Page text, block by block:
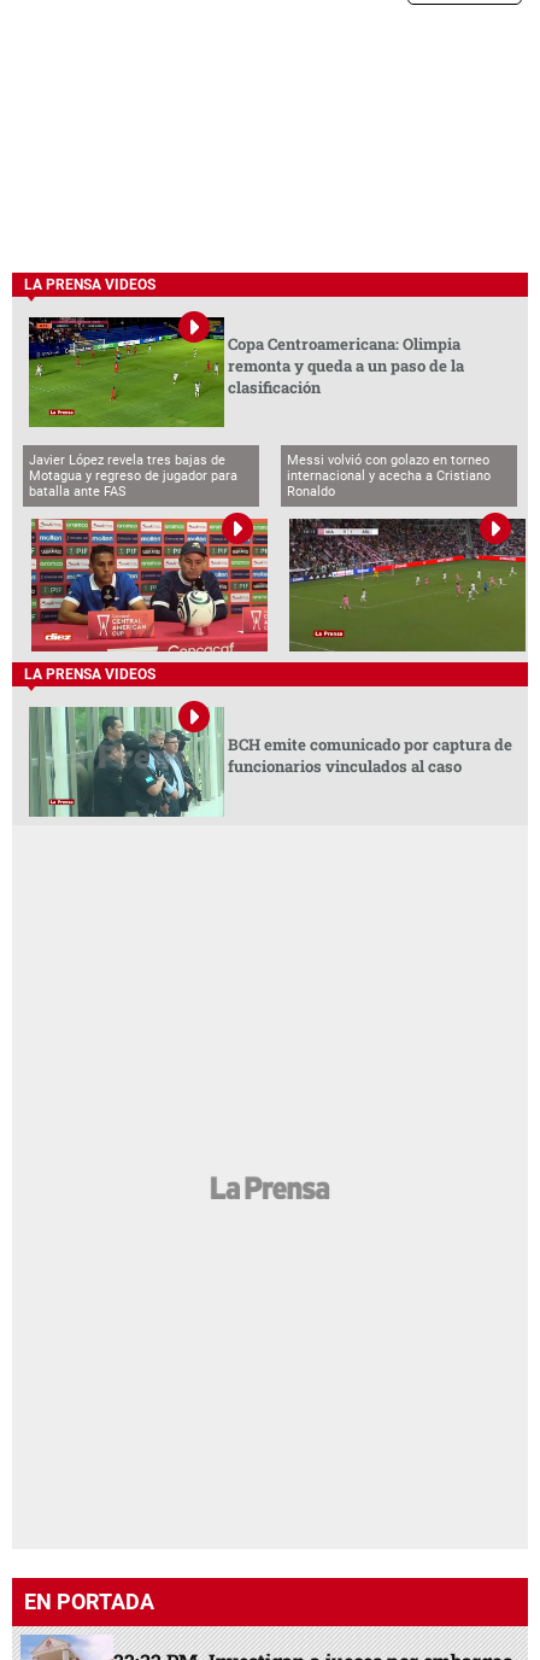
LA PRENSA VIDEOS
Copa Centroamericana: Olimpia
remonta y queda a un paso de la
clasificación
Javier López revela tres bajas de
Motagua y regreso de jugador para
batalla ante FAS
Messi volvió con golazo en torneo
internacional y acecha a Cristiano
Ronaldo
LA PRENSA VIDEOS
BCH emite comunicado por captura de
funcionarios vinculados al caso
EN PORTADA